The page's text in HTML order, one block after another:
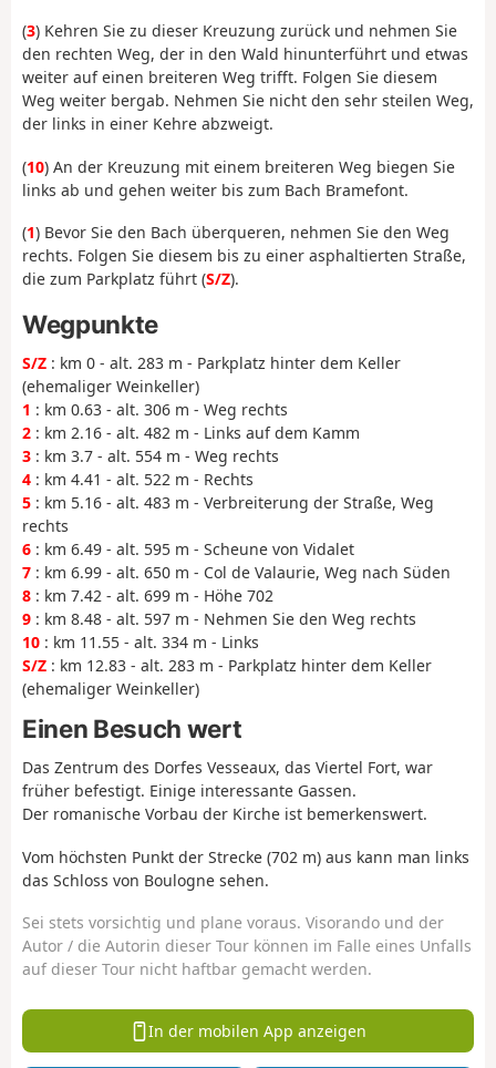
(3) Kehren Sie zu dieser Kreuzung zurück und nehmen Sie
den rechten Weg, der in den Wald hinunterführt und etwas
weiter auf einen breiteren Weg trifft. Folgen Sie diesem
Weg weiter bergab. Nehmen Sie nicht den sehr steilen Weg,
der links in einer Kehre abzweigt.
(10) An der Kreuzung mit einem breiteren Weg biegen Sie
links ab und gehen weiter bis zum Bach Bramefont.
(1) Bevor Sie den Bach überqueren, nehmen Sie den Weg
rechts. Folgen Sie diesem bis zu einer asphaltierten Straße,
die zum Parkplatz führt (S/Z).
Wegpunkte
S/Z : km 0 - alt. 283 m - Parkplatz hinter dem Keller
(ehemaliger Weinkeller)
1 : km 0.63 - alt. 306 m - Weg rechts
2 : km 2.16 - alt. 482 m - Links auf dem Kamm
3 : km 3.7 - alt. 554 m - Weg rechts
4 : km 4.41 - alt. 522 m - Rechts
5 : km 5.16 - alt. 483 m - Verbreiterung der Straße, Weg
rechts
6 : km 6.49 - alt. 595 m - Scheune von Vidalet
7 : km 6.99 - alt. 650 m - Col de Valaurie, Weg nach Süden
8 : km 7.42 - alt. 699 m - Höhe 702
9 : km 8.48 - alt. 597 m - Nehmen Sie den Weg rechts
10 : km 11.55 - alt. 334 m - Links
S/Z : km 12.83 - alt. 283 m - Parkplatz hinter dem Keller
(ehemaliger Weinkeller)
Einen Besuch wert
Das Zentrum des Dorfes Vesseaux, das Viertel Fort, war
früher befestigt. Einige interessante Gassen.
Der romanische Vorbau der Kirche ist bemerkenswert.
Vom höchsten Punkt der Strecke (702 m) aus kann man links
das Schloss von Boulogne sehen.
Sei stets vorsichtig und plane voraus. Visorando und der
Autor / die Autorin dieser Tour können im Falle eines Unfalls
auf dieser Tour nicht haftbar gemacht werden.
In der mobilen App anzeigen